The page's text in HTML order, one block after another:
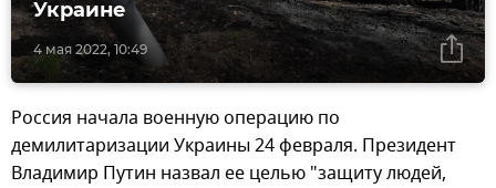
4 мая 2022, 10:49
Украине
Россия начала военную операцию по
демилитаризации Украины 24 февраля. Президент
Владимир Путин назвал ее целью "защиту людей,